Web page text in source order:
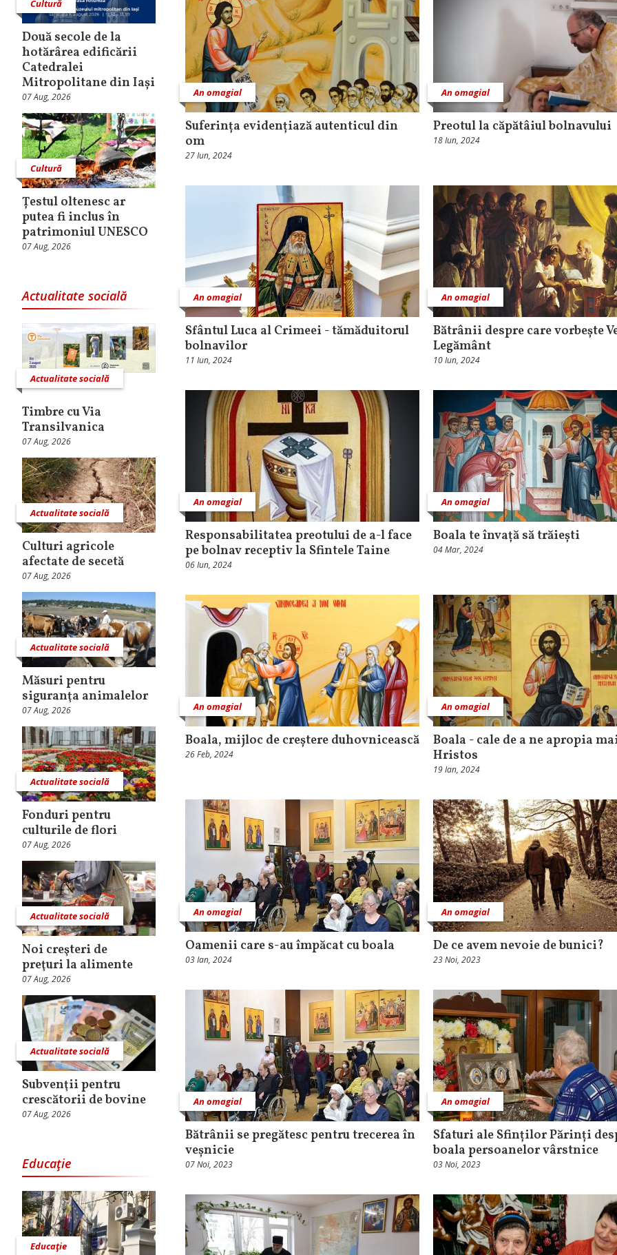
Cultură
Două secole de la
hotărârea edificării
Catedralei
Mitropolitane din Iași
07 Aug, 2026
Cultură
Țestul oltenesc ar
putea fi inclus în
patrimoniul UNESCO
07 Aug, 2026
Actualitate socială
Actualitate socială
Timbre cu Via
Transilvanica
07 Aug, 2026
Actualitate socială
Culturi agricole
afectate de secetă
07 Aug, 2026
Actualitate socială
Măsuri pentru
siguranţa animalelor
07 Aug, 2026
Actualitate socială
Fonduri pentru
culturile de flori
07 Aug, 2026
Actualitate socială
Noi creşteri de
preţuri la alimente
07 Aug, 2026
Actualitate socială
Subvenţii pentru
crescătorii de bovine
07 Aug, 2026
Educaţie
Educaţie
An omagial
Suferința evidențiază autenticul din
om
27 Iun, 2024
An omagial
Preotul la căpătâiul bolnavului
18 Iun, 2024
An omagial
Sfântul Luca al Crimeei - tămăduitorul
bolnavilor
11 Iun, 2024
An omagial
Bătrânii despre care vorbește
Legământ
10 Iun, 2024
An omagial
Responsabilitatea preotului de a-l face
pe bolnav receptiv la Sfintele Taine
06 Iun, 2024
An omagial
Boala te învață să trăiești
04 Mar, 2024
An omagial
Boala, mijloc de creștere duhovnicească
26 Feb, 2024
An omagial
Boala - cale de a ne apropia
Hristos
19 Ian, 2024
An omagial
Oamenii care s-au împăcat cu boala
03 Ian, 2024
An omagial
De ce avem nevoie de bunici?
23 Noi, 2023
An omagial
Bătrânii se pregătesc pentru trecerea în
veșnicie
07 Noi, 2023
An omagial
Sfaturi ale Sfinților Părinți
boala persoanelor vârstnice
03 Noi, 2023